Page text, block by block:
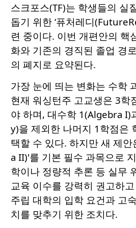
스크포스(TF)는 학생들의 실
돕기 위한 ‘퓨처레디
련 중이다. 이번 개편안의 핵
화와 기존의 경직된 졸업 경
의 폐지로 요약된다.
가장 눈에 띄는 변화는 수학
현재 워싱턴주 고교생은 3학
야 하며, 대수학 1(Algebra
y)을 제외한 나머지 1학점은
택할 수 있다. 하지만 새 제
a II)'를 기본 필수 과목으로
학이나 정량적 추론 등 실무
교육 이수를 강력히 권고하
주립 대학의 입학 요건과 고
치를 맞추기 위한 조치다.